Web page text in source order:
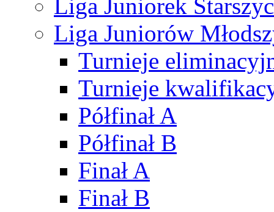
Liga Juniorek
Liga Juniorów
Turnieje
Turnieje
Półfinał A
Półfinał B
Finał A
Finał B